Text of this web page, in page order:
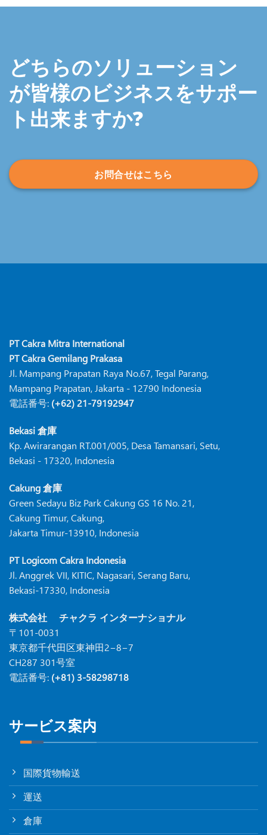
どちらのソリューション
が皆様のビジネスをサポー
ト出来ますか?
お問合せはこちら
PT Cakra Mitra International
PT Cakra Gemilang Prakasa
Jl. Mampang Prapatan Raya No.67, Tegal Parang,
Mampang Prapatan, Jakarta - 12790 Indonesia
電話番号: (+62) 21-79192947
Bekasi 倉庫
Kp. Awirarangan RT.001/005, Desa Tamansari, Setu,
Bekasi - 17320, Indonesia
Cakung 倉庫
Green Sedayu Biz Park Cakung GS 16 No. 21,
Cakung Timur, Cakung,
Jakarta Timur-13910, Indonesia
PT Logicom Cakra Indonesia
Jl. Anggrek VII, KITIC, Nagasari, Serang Baru,
Bekasi-17330, Indonesia
株式会社 チャクラ インターナショナル
〒101-0031
東京都千代田区東神田2−8−7
CH287 301号室
電話番号: (+81) 3-58298718
サービス案内
国際貨物輸送
運送
倉庫